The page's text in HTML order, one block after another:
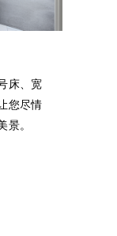
床、宽
您尽情
。